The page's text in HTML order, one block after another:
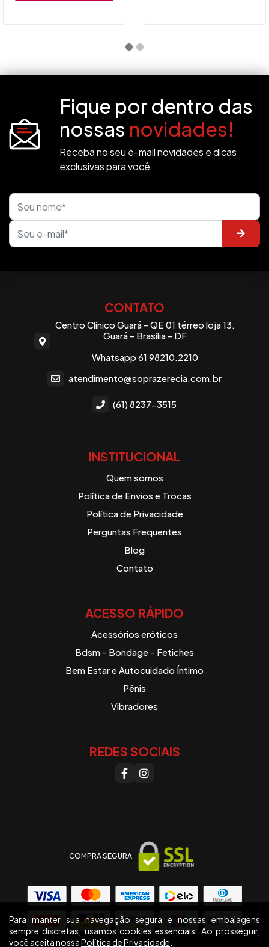
Fique por dentro das
nossas novidades!
Receba no seu e-mail novidades e dicas
exclusivas para você
CONTATO
Centro Clínico Guará - QE 01 térreo loja 13.
Guará - Brasília - DF
Whatsapp 61 98210.2210
atendimento@soprazerecia.com.br
(61) 8237-3515
INSTITUCIONAL
Quem somos
Política de Envios e Trocas
Política de Privacidade
Perguntas Frequentes
Blog
Contato
ACESSO RÁPIDO
Acessórios eróticos
Bdsm - Bondage - Fetiches
Bem Estar e Autocuidado Íntimo
Pênis
Vibradores
REDES SOCIAIS
COMPRA SEGURA
Para manter sua navegação segura e nossas embalagens
sempre discretas, usamos cookies essenciais. Ao prosseguir,
você aceita nossaPolítica de Privacidade